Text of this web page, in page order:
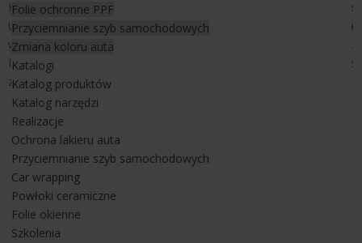
Folie ochronne PPF
Przyciemnianie szyb samochodowych
Zmiana koloru auta
Katalogi
Katalog produktów
Katalog narzędzi
Realizacje
Ochrona lakieru auta
Przyciemnianie szyb samochodowych
Car wrapping
Powłoki ceramiczne
Folie okienne
Szkolenia
Helios. Powłoka olejo i hydrofobowa, blokującą promieniowanie
UV, zapewniają folii przeciwsłonecznej doskonałą odporność na
warunki atmosferyczne i wydłużają znacząco jej żywotność.
Dzięki tej technologii folia okienna przeciwsłoneczna jest również
znacznie łatwiejsza do utrzymania jej w czystości.